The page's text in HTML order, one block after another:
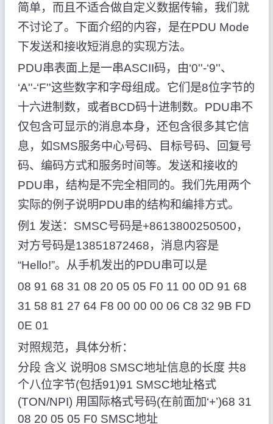
简单，而且不适合做自定义数据传输，我们就
不讨论了。下面介绍的内容，是在PDU Mode
下发送和接收短消息的实现方法。
PDU串表面上是一串ASCII码，由‘0''-‘9''、
‘A''-‘F''这些数字和字母组成。它们是8位字节的
十六进制数，或者BCD码十进制数。PDU串不
仅包含可显示的消息本身，还包含很多其它信
息，如SMS服务中心号码、目标号码、回复号
码、编码方式和服务时间等。发送和接收的
PDU串，结构是不完全相同的。我们先用两个
实际的例子说明PDU串的结构和编排方式。
例1 发送：SMSC号码是+8613800250500，
对方号码是13851872468，消息内容是
“Hello!”。从手机发出的PDU串可以是
08 91 68 31 08 20 05 05 F0 11 00 0D 91 68
31 58 81 27 64 F8 00 00 00 06 C8 32 9B FD
0E 01
对照规范，具体分析：
分段 含义 说明08 SMSC地址信息的长度 共8
个八位字节(包括91)91 SMSC地址格式
(TON/NPI) 用国际格式号码(在前面加‘+’)68 31
08 20 05 05 F0 SMSC地址